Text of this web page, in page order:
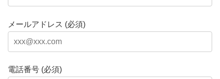
メールアドレス (必須)
電話番号 (必須)